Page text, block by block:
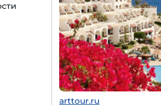
arttour.ru